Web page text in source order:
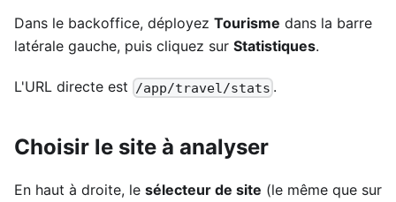
Dans le backoffice, déployez Tourisme dans la barre
latérale gauche, puis cliquez sur Statistiques.
L'URL directe est /app/travel/stats .
Choisir le site à analyser
En haut à droite, le sélecteur de site (le même que sur